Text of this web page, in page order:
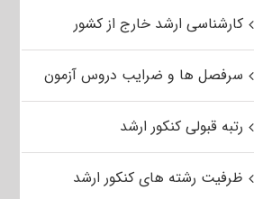
کارشناسی ارشد خارج از کشور
سرفصل ها و ضرایب دروس آزمون
رتبه قبولی کنکور ارشد
ظرفیت رشته های کنکور ارشد